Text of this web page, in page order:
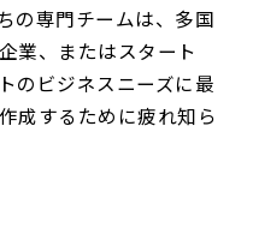
の専門チームは、多国
業、またはスタート
のビジネスニーズに最
成するために疲れ知ら